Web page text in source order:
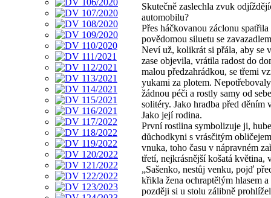
Skutečně zaslechla zvuk
automobilu?
Přes háčkovanou záclonu spatřila
povědomou siluetu se
Neví už, kolikrát si přála, aby se
zase objevila, vrátila radost do
malou předzahrádkou, se třemi
yukami za plotem.
žádnou péči a rostly samy od
solitéry. Jako hradba před děním
Jako její rodina.
První rostlina symbolizuje ji,
důchodkyni s vrásčitým
vnuka, toho času v nápravném
třetí, nejkrásnější košatá
„Sašenko, nestůj venku, pojď
křikla žena ochraptělým hlasem
později si u stolu zálibně